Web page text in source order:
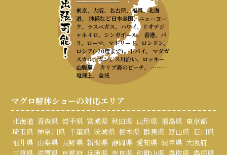
東京、大阪、名古屋、福岡、北海
道、 沖縄など日本全国、ニューヨー
ク、ラスベガス、ハワイ、リオデジ
ャネイロ、シンガポール、 香港、パ
リ、ローマ、マドリード、ロンドン、
ロシア(-20度まで)、ドバイ、 マダガ
スカル、ガンジス川沿い、ロッキー
山脈麓、 カリブ海のビーチ、 ………
地球上、全域
マグロ解体ショーの対応エリア
北海道 青森県 岩手県 宮城県 秋田県 山形県 福島県 東京都
埼玉県 神奈川県 千葉県 茨城県 栃木県 群馬県 富山県 石川県
福井県 山梨県 長野県 新潟県 静岡県 愛知県 岐阜県 大阪府
三重県 滋賀県 京都府 兵庫県 奈良県 和歌山県 鳥取県 島根県